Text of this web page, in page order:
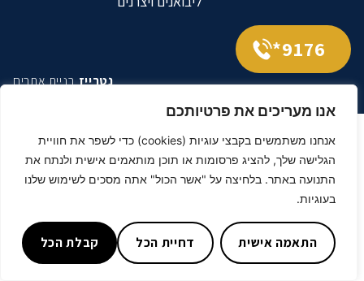
אנו מעריכים את פרטיותכם
אנחנו משתמשים בקבצי עוגיות (cookies) כדי לשפר את חוויית
הגלישה שלך, להציג פרסומות או תוכן מותאמים אישית ולנתח את
התנועה באתר. בלחיצה על "אשר הכול" אתה מסכים לשימוש שלנו
בעוגיות.
התאמה אישית דחיית הכל קבלת הכל
9176*
נטרייזבניית אתרים